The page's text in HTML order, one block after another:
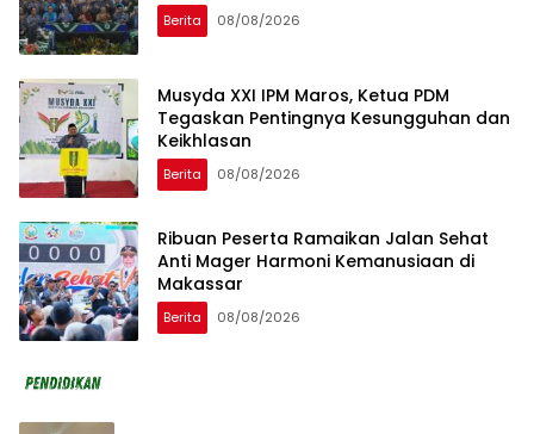
Berita 08/08/2026
Musyda XXI IPM Maros, Ketua PDM
Tegaskan Pentingnya Kesungguhan dan
Keikhlasan
Berita 08/08/2026
Ribuan Peserta Ramaikan Jalan Sehat
Anti Mager Harmoni Kemanusiaan di
Makassar
Berita 08/08/2026